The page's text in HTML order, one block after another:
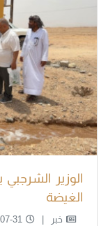
الوزير
الغيضة
خبر 31